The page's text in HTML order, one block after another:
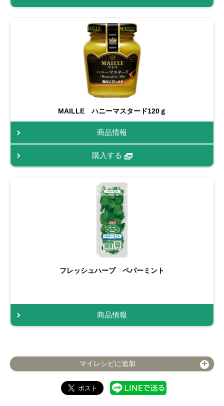
MAILLE ハニーマスタード120ｇ
商品情報
購入する
フレッシュハーブ ペパーミント
商品情報
マイレシピに追加